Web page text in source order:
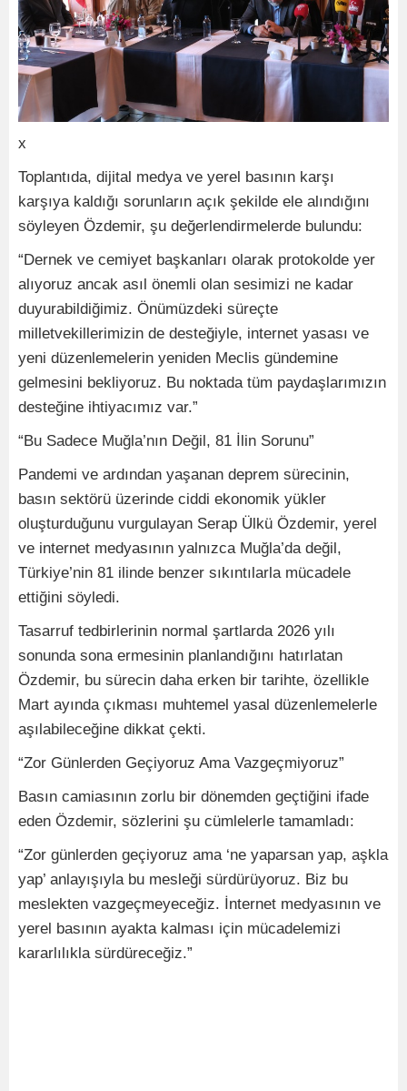
x
Toplantıda, dijital medya ve yerel basının karşı
karşıya kaldığı sorunların açık şekilde ele alındığını
söyleyen Özdemir, şu değerlendirmelerde bulundu:
“Dernek ve cemiyet başkanları olarak protokolde yer
alıyoruz ancak asıl önemli olan sesimizi ne kadar
duyurabildiğimiz. Önümüzdeki süreçte
milletvekillerimizin de desteğiyle, internet yasası ve
yeni düzenlemelerin yeniden Meclis gündemine
gelmesini bekliyoruz. Bu noktada tüm paydaşlarımızın
desteğine ihtiyacımız var.”
“Bu Sadece Muğla’nın Değil, 81 İlin Sorunu”
Pandemi ve ardından yaşanan deprem sürecinin,
basın sektörü üzerinde ciddi ekonomik yükler
oluşturduğunu vurgulayan Serap Ülkü Özdemir, yerel
ve internet medyasının yalnızca Muğla’da değil,
Türkiye’nin 81 ilinde benzer sıkıntılarla mücadele
ettiğini söyledi.
Tasarruf tedbirlerinin normal şartlarda 2026 yılı
sonunda sona ermesinin planlandığını hatırlatan
Özdemir, bu sürecin daha erken bir tarihte, özellikle
Mart ayında çıkması muhtemel yasal düzenlemelerle
aşılabileceğine dikkat çekti.
“Zor Günlerden Geçiyoruz Ama Vazgeçmiyoruz”
Basın camiasının zorlu bir dönemden geçtiğini ifade
eden Özdemir, sözlerini şu cümlelerle tamamladı:
“Zor günlerden geçiyoruz ama ‘ne yaparsan yap, aşkla
yap’ anlayışıyla bu mesleği sürdürüyoruz. Biz bu
meslekten vazgeçmeyeceğiz. İnternet medyasının ve
yerel basının ayakta kalması için mücadelemizi
kararlılıkla sürdüreceğiz.”